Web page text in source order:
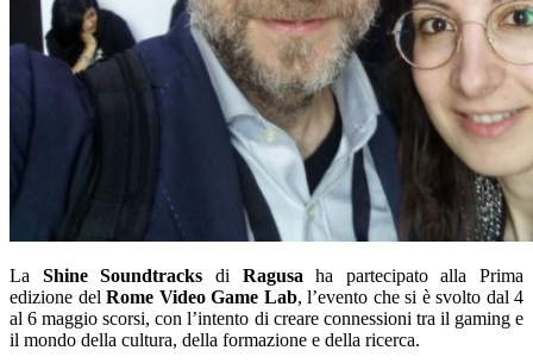
La Shine Soundtracks di Ragusa ha partecipato alla Prima
edizione del Rome Video Game Lab, l’evento che si è svolto dal 4
al 6 maggio scorsi, con l’intento di creare connessioni tra il gaming e
il mondo della cultura, della formazione e della ricerca.